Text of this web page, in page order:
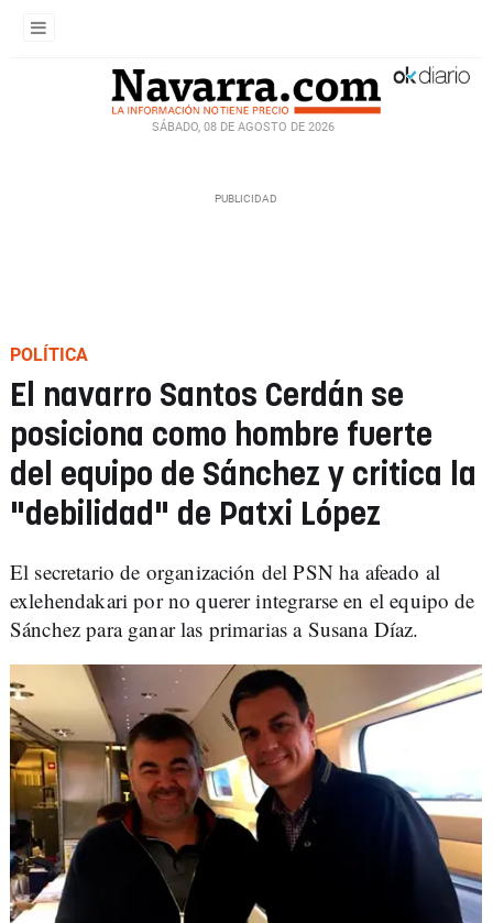
SÁBADO, 08 DE AGOSTO DE 2026
POLÍTICA
El navarro Santos Cerdán se
posiciona como hombre fuerte
del equipo de Sánchez y critica la
"debilidad" de Patxi López
El secretario de organización del PSN ha afeado al
exlehendakari por no querer integrarse en el equipo de
Sánchez para ganar las primarias a Susana Díaz.